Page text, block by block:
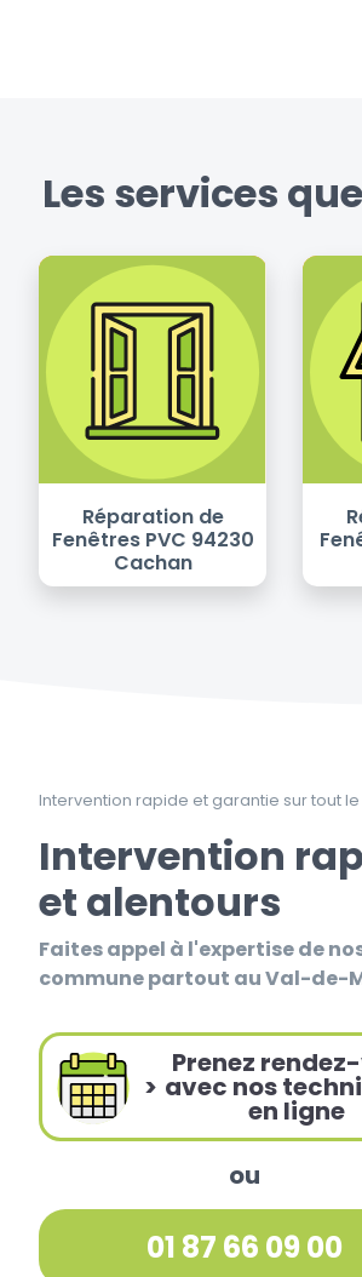
Les services
Réparation de
Fenêtres PVC 94230
Cachan
Intervention rapide et garantie sur tout
Intervention
et alentours
Faites appel à l'expertise de
commune partout au Val-de-
>
Prenez
avec nos
en ligne
ou
01 87 66 09 00